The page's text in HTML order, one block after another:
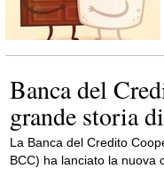
Banca del
grande storia
La Banca del Credito
BCC) ha lanciato la nuova